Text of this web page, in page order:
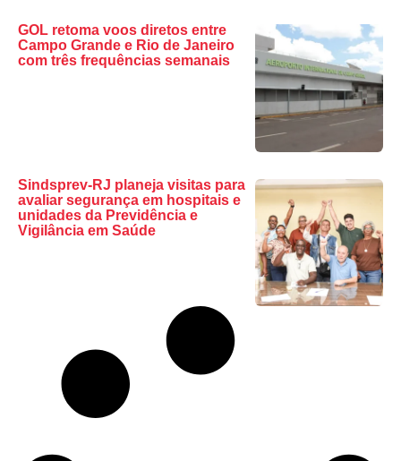
GOL retoma voos diretos entre
Campo Grande e Rio de Janeiro
com três frequências semanais
Sindsprev-RJ planeja visitas para
avaliar segurança em hospitais e
unidades da Previdência e
Vigilância em Saúde